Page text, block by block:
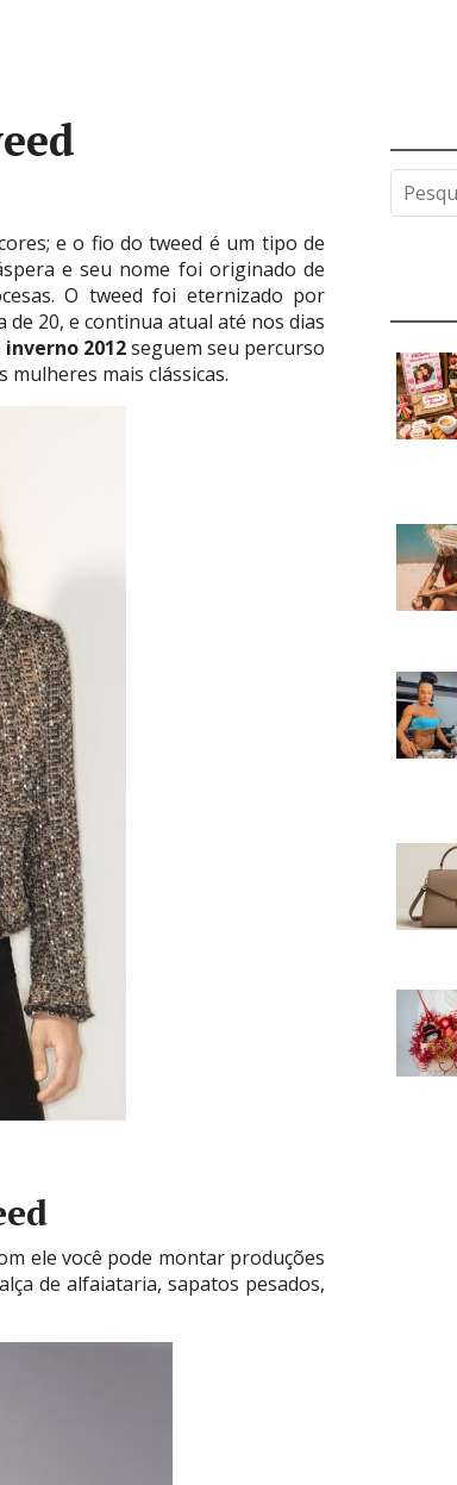
e o fio do tweed é um tipo de
e seu nome foi originado de
O tweed foi eternizado por
de 20, e continua atual até nos dias
inverno 2012seguem seu percurso
mais clássicas.
ele você pode montar produções
de alfaiataria, sapatos pesados,